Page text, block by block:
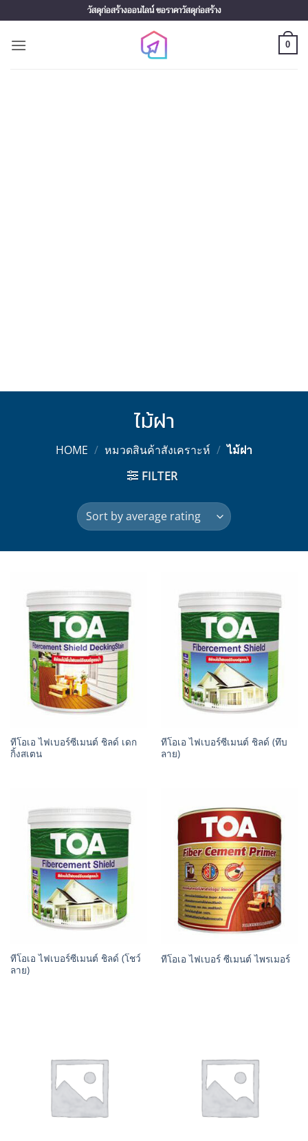
to
content
วัสดุก่อสร้างออนไลน์ ขอราคาวัสดุก่อสร้าง
0
ไม้ฝา
HOME / หมวดสินค้าสังเคราะห์ / ไม้ฝา
FILTER
ทีโอเอ ไฟเบอร์ซีเมนต์ ชิลด์ เดก
กิ้งสเตน
ทีโอเอ ไฟเบอร์ซีเมนต์ ชิลด์ (ทึบ
ลาย)
ทีโอเอ ไฟเบอร์ซีเมนต์ ชิลด์ (โชว์
ลาย)
ทีโอเอ ไฟเบอร์ ซีเมนต์ ไพรเมอร์